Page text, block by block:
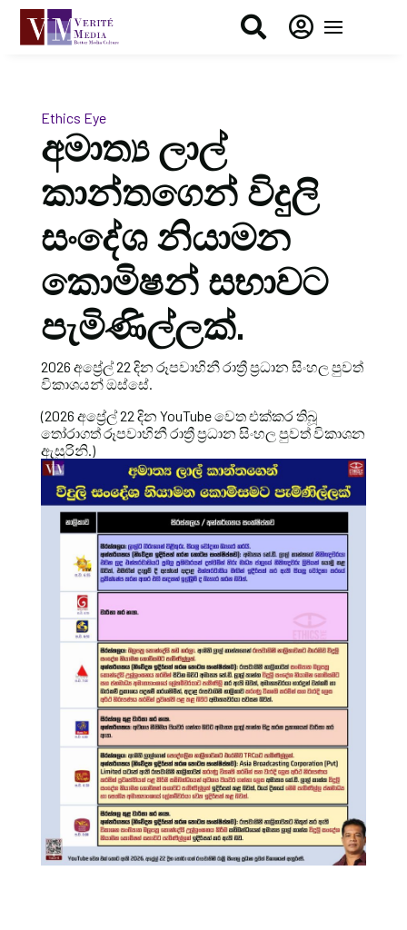
 
Ethics Eye
අමාත්‍ය ලාල්
කාන්තගෙන් විදුලි
සංදේශ නියාමන
කොමිෂන් සභාවට
පැමිණිල්ලක්.
2026 අප්‍රේල් 22 දින රූපවාහිනී රාත්‍රී ප්‍රධාන සිංහල පුවත්
විකාශයන් ඔස්සේ.
(2026 අප්‍රේල් 22 දින YouTube වෙත එක්කර තිබූ
තෝරාගත් රූපවාහිනී රාත්‍රී ප්‍රධාන සිංහල පුවත් විකාශන
ඇසුරිනි.)